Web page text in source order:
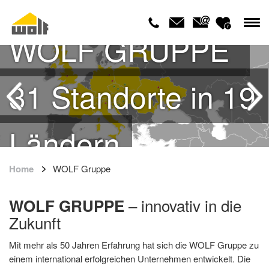
Standort Cesis
Lettland
WOLF GRUPPE
31 Standorte in 19
Ländern
Home WOLF Gruppe
WOLF GRUPPE– innovativ in die
Zukunft
Mit mehr als 50 Jahren Erfahrung hat sich die WOLF Gruppe zu
einem international erfolgreichen Unternehmen entwickelt. Die